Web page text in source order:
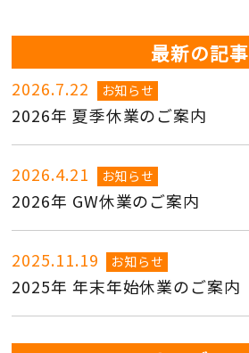
最新の記事
2026.7.22 お知らせ
2026年 夏季休業のご案内
2026.4.21 お知らせ
2026年 GW休業のご案内
2025.11.19 お知らせ
2025年 年末年始休業のご案内